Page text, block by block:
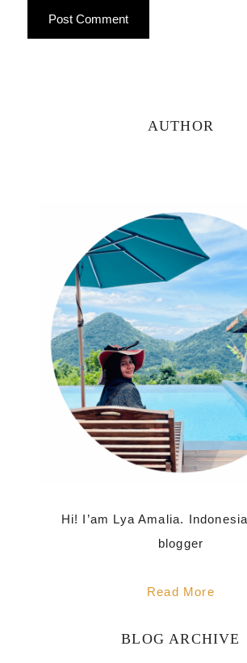
AUTHOR
Hi! I’am Lya Amalia.
blogger
Read More
BLOG ARCHIVE